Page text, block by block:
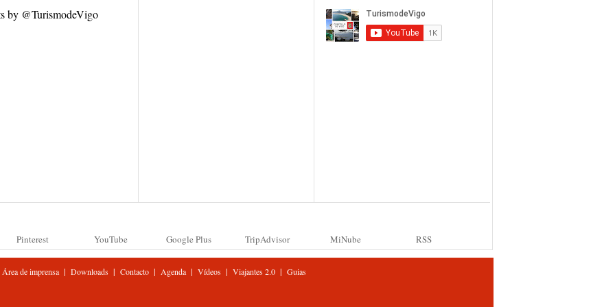
by @TurismodeVigo
Pinterest YouTube Google Plus TripAdvisor MiNube RSS
Área de imprensa| Downloads| Contacto| Agenda| Vídeos| Viajantes 2.0| Guias